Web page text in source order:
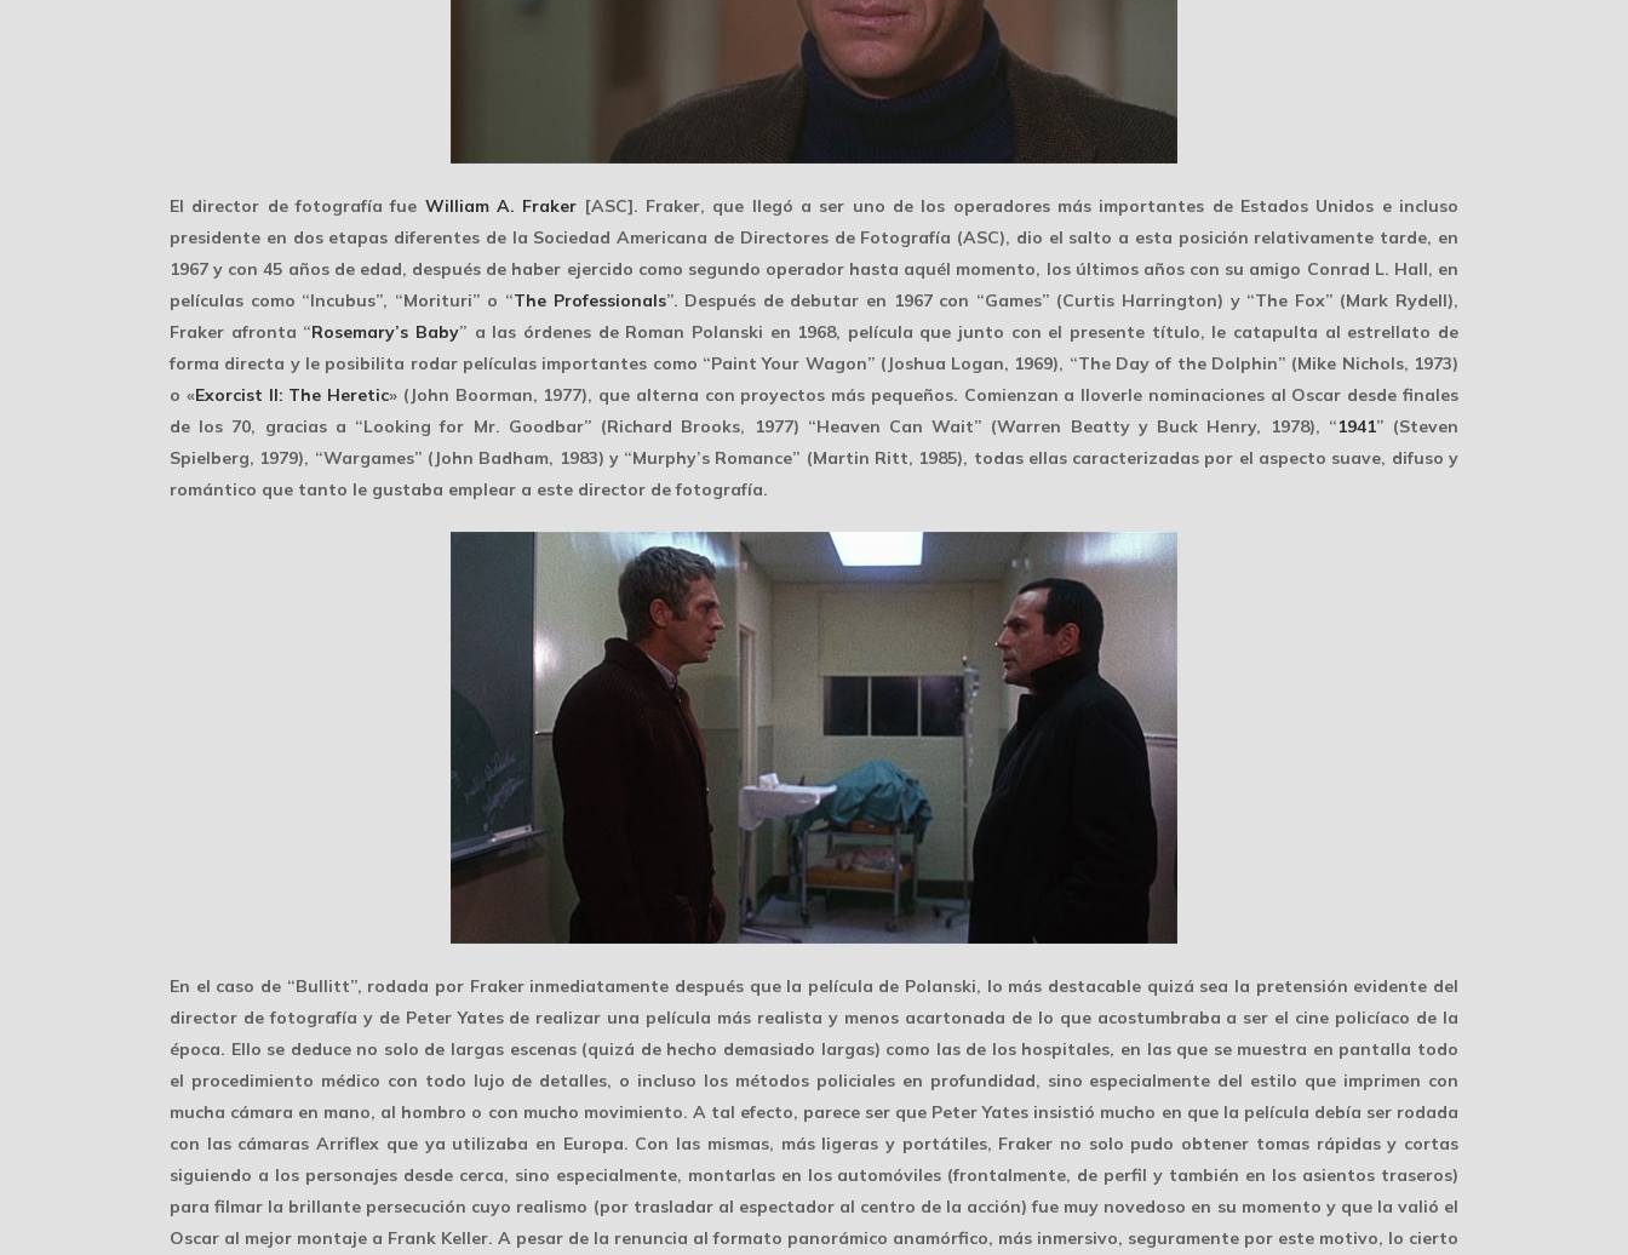
El director de fotografía fue William A. Fraker [ASC]. Fraker, que llegó a ser uno de los operadores más importantes de Estados Unidos e incluso
presidente en dos etapas diferentes de la Sociedad Americana de Directores de Fotografía (ASC), dio el salto a esta posición relativamente tarde, en
1967 y con 45 años de edad, después de haber ejercido como segundo operador hasta aquél momento, los últimos años con su amigo Conrad L. Hall, en
películas como “Incubus”, “Morituri” o “The Professionals”. Después de debutar en 1967 con “Games” (Curtis Harrington) y “The Fox” (Mark Rydell),
Fraker afronta “Rosemary’s Baby” a las órdenes de Roman Polanski en 1968, película que junto con el presente título, le catapulta al estrellato de
forma directa y le posibilita rodar películas importantes como “Paint Your Wagon” (Joshua Logan, 1969), “The Day of the Dolphin” (Mike Nichols, 1973)
o «Exorcist II: The Heretic» (John Boorman, 1977), que alterna con proyectos más pequeños. Comienzan a lloverle nominaciones al Oscar desde finales
de los 70, gracias a “Looking for Mr. Goodbar” (Richard Brooks, 1977) “Heaven Can Wait” (Warren Beatty y Buck Henry, 1978), “1941” (Steven
Spielberg, 1979), “Wargames” (John Badham, 1983) y “Murphy’s Romance” (Martin Ritt, 1985), todas ellas caracterizadas por el aspecto suave, difuso y
romántico que tanto le gustaba emplear a este director de fotografía.
En el caso de “Bullitt”, rodada por Fraker inmediatamente después que la película de Polanski, lo más destacable quizá sea la pretensión evidente del
director de fotografía y de Peter Yates de realizar una película más realista y menos acartonada de lo que acostumbraba a ser el cine policíaco de la
época. Ello se deduce no solo de largas escenas (quizá de hecho demasiado largas) como las de los hospitales, en las que se muestra en pantalla todo
el procedimiento médico con todo lujo de detalles, o incluso los métodos policiales en profundidad, sino especialmente del estilo que imprimen con
mucha cámara en mano, al hombro o con mucho movimiento. A tal efecto, parece ser que Peter Yates insistió mucho en que la película debía ser rodada
con las cámarasArriflex que ya utilizaba en Europa. Con las mismas, más ligeras y portátiles, Fraker no solo pudo obtener tomas rápidas y cortas
siguiendo a los personajes desde cerca, sino especialmente, montarlas en los automóviles (frontalmente, de perfil y también en los asientos traseros)
para filmar la brillante persecución cuyo realismo (por trasladar al espectador al centro de la acción) fue muy novedoso en su momento y que la valió el
Oscar al mejor montaje a Frank Keller. A pesar de la renuncia al formato panorámico anamórfico, más inmersivo, seguramente por este motivo, lo cierto